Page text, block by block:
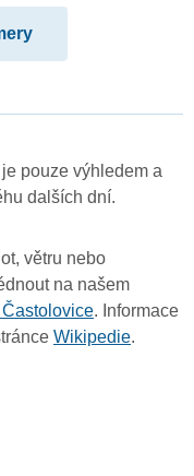
pouze výhledem a
dalších dní.
větru nebo
na našem
. Informace
Wikipedie.